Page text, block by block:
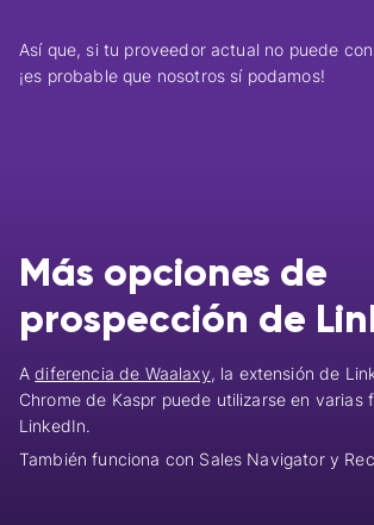
Así que, si tu proveedor actual no puede
¡es probable que nosotros sí podamos!
Más opciones de
prospección de
Adiferencia de Waalaxy, la extensión de
Chrome de Kaspr puede utilizarse en varias
LinkedIn.
También funciona con Sales Navigator y